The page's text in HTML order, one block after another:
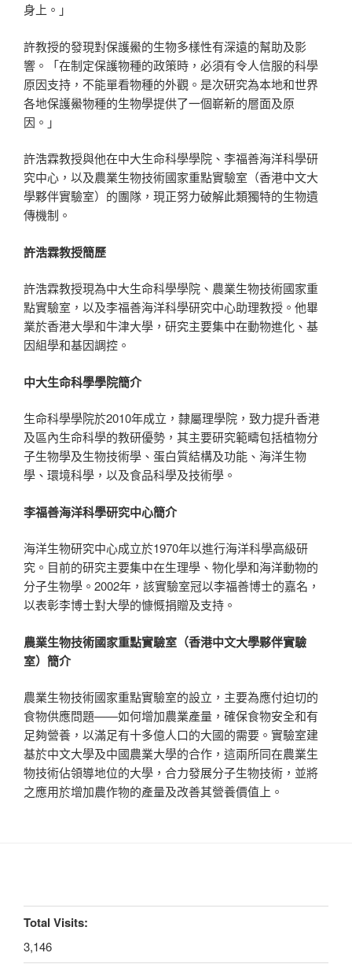
身上。」
許教授的發現對保護鱟的生物多樣性有深遠的幫助及影
響。「在制定保護物種的政策時，必須有令人信服的科學
原因支持，不能單看物種的外觀。是次研究為本地和世界
各地保護鱟物種的生物學提供了一個嶄新的層面及原
因。」
許浩霖教授與他在中大生命科學學院、李福善海洋科學研
究中心，以及農業生物技術國家重點實驗室（香港中文大
學夥伴實驗室）的團隊，現正努力破解此類獨特的生物遺
傳機制。
許浩霖教授簡歷
許浩霖教授現為中大生命科學學院、農業生物技術國家重
點實驗室，以及李福善海洋科學研究中心助理教授。他畢
業於香港大學和牛津大學，研究主要集中在動物進化、基
因組學和基因調控。
中大生命科學學院簡介
生命科學學院於2010年成立，隸屬理學院，致力提升香港
及區內生命科學的教研優勢，其主要研究範疇包括植物分
子生物學及生物技術學、蛋白質結構及功能、海洋生物
學、環境科學，以及食品科學及技術學。
李福善海洋科學研究中心簡介
海洋生物研究中心成立於1970年以進行海洋科學高級研
究。目前的研究主要集中在生理學、物化學和海洋動物的
分子生物學。2002年，該實驗室冠以李福善博士的嘉名，
以表彰李博士對大學的慷慨捐贈及支持。
農業生物技術國家重點實驗室（香港中文大學夥伴實驗
室）簡介
農業生物技術國家重點實驗室的設立，主要為應付迫切的
食物供應問題——如何增加農業產量，確保食物安全和有
足夠營養，以滿足有十多億人口的大國的需要。實驗室建
基於中文大學及中國農業大學的合作，這兩所同在農業生
物技術佔領導地位的大學，合力發展分子生物技術，並將
之應用於增加農作物的產量及改善其營養價值上。
Total Visits:
3,146